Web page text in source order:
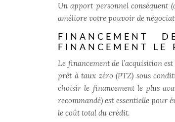
Un apport personnel conséquent
améliore votre pouvoir de
FINANCEMENT
FINANCEMENT LE
Le financement de l’acquisition
prêt à taux zéro (PTZ) sous
choisir le financement le plus
recommandé) est essentielle pour
le coût total du crédit.